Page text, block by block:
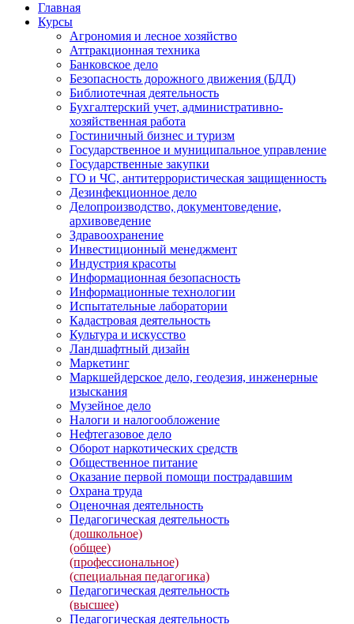
Главная
Курсы
Агрономия и лесное хозяйство
Аттракционная техника
Банковское дело
Безопасность дорожного движения (БДД)
Библиотечная деятельность
Бухгалтерский учет, административно-
хозяйственная работа
Гостиничный бизнес и туризм
Государственное и муниципальное управление
Государственные закупки
ГО и ЧС, антитеррористическая защищенность
Дезинфекционное дело
Делопроизводство, документоведение,
архивоведение
Здравоохранение
Инвестиционный менеджмент
Индустрия красоты
Информационная безопасность
Информационные технологии
Испытательные лаборатории
Кадастровая деятельность
Культура и искусство
Ландшафтный дизайн
Маркетинг
Маркшейдерское дело, геодезия, инженерные
изыскания
Музейное дело
Налоги и налогообложение
Нефтегазовое дело
Оборот наркотических средств
Общественное питание
Оказание первой помощи пострадавшим
Охрана труда
Оценочная деятельность
Педагогическая деятельность
(дошкольное)
(общее)
(профессиональное)
(специальная педагогика)
Педагогическая деятельность
(высшее)
Педагогическая деятельность